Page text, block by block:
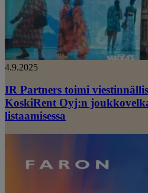
4.9.2025
IR Partners toimi
KoskiRent Oyj:n
listaamisessa